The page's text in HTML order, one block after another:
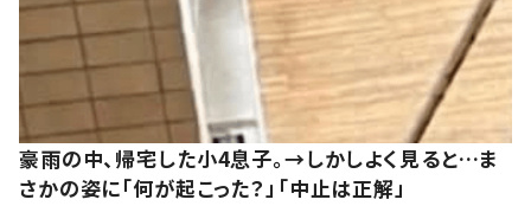
豪雨の中、帰宅した小4息子。→しかしよく見ると…ま
さかの姿に「何が起こった？」「中止は正解」